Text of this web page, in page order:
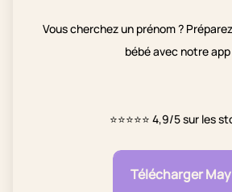
Vous cherchez un prénom ?
bébé avec notre app
⭐⭐⭐⭐⭐ 4,9/5 sur les
Télécharger May